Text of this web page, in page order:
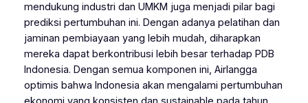
mendukung industri dan UMKM juga menjadi pilar bagi
prediksi pertumbuhan ini. Dengan adanya pelatihan dan
jaminan pembiayaan yang lebih mudah, diharapkan
mereka dapat berkontribusi lebih besar terhadap PDB
Indonesia. Dengan semua komponen ini, Airlangga
optimis bahwa Indonesia akan mengalami pertumbuhan